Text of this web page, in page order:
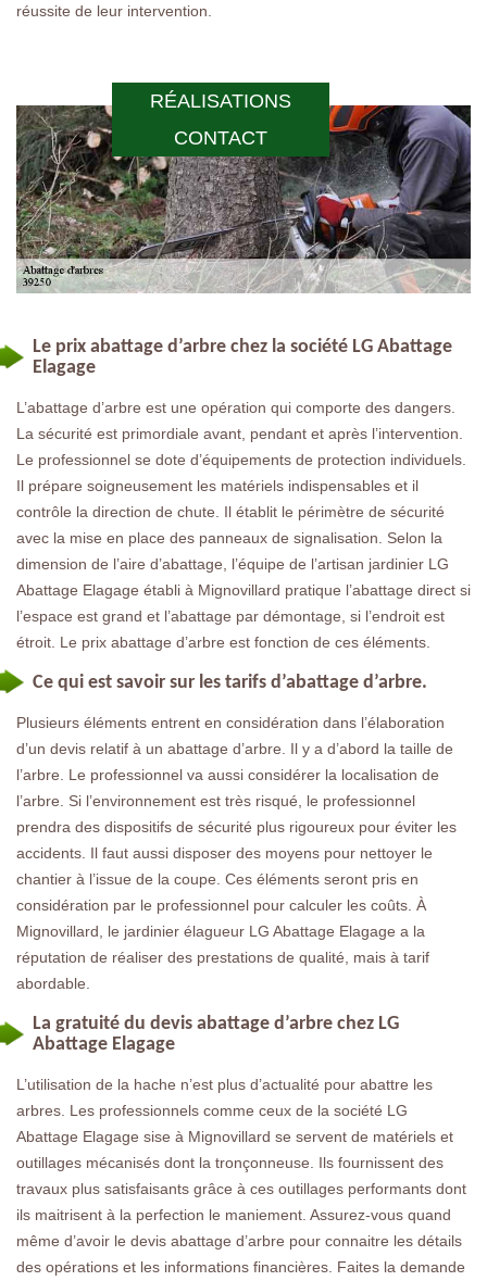
RÉALISATIONS
CONTACT
réussite de leur intervention.
Le prix abattage d’arbre chez la société LG Abattage
Elagage
L’abattage d’arbre est une opération qui comporte des dangers.
La sécurité est primordiale avant, pendant et après l’intervention.
Le professionnel se dote d’équipements de protection individuels.
Il prépare soigneusement les matériels indispensables et il
contrôle la direction de chute. Il établit le périmètre de sécurité
avec la mise en place des panneaux de signalisation. Selon la
dimension de l’aire d’abattage, l’équipe de l’artisan jardinier LG
Abattage Elagage établi à Mignovillard pratique l’abattage direct si
l’espace est grand et l’abattage par démontage, si l’endroit est
étroit. Le prix abattage d’arbre est fonction de ces éléments.
Ce qui est savoir sur les tarifs d’abattage d’arbre.
Plusieurs éléments entrent en considération dans l’élaboration
d’un devis relatif à un abattage d’arbre. Il y a d’abord la taille de
l’arbre. Le professionnel va aussi considérer la localisation de
l’arbre. Si l’environnement est très risqué, le professionnel
prendra des dispositifs de sécurité plus rigoureux pour éviter les
accidents. Il faut aussi disposer des moyens pour nettoyer le
chantier à l’issue de la coupe. Ces éléments seront pris en
considération par le professionnel pour calculer les coûts. À
Mignovillard, le jardinier élagueur LG Abattage Elagage a la
réputation de réaliser des prestations de qualité, mais à tarif
abordable.
La gratuité du devis abattage d’arbre chez LG
Abattage Elagage
L’utilisation de la hache n’est plus d’actualité pour abattre les
arbres. Les professionnels comme ceux de la société LG
Abattage Elagage sise à Mignovillard se servent de matériels et
outillages mécanisés dont la tronçonneuse. Ils fournissent des
travaux plus satisfaisants grâce à ces outillages performants dont
ils maitrisent à la perfection le maniement. Assurez-vous quand
même d’avoir le devis abattage d’arbre pour connaitre les détails
des opérations et les informations financières. Faites la demande